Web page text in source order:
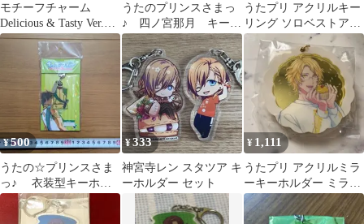
モチーフチャーム
Delicious & Tasty Ver.寿
嶺二
うたのプリンスさまっ
♪ 四ノ宮那月 キーホ
ルダー
うたプリ アクリルキー
リング ソロベストアル
バム 美風藍『夢奏-む
そう-』
¥500
うたの☆プリンスさま
っ♪ 衣装型キーホル
ダー 愛島セシル
¥333
神宮寺レン スタツア キ
ーホルダー セット
¥ 1,111
うたプリ アクリルミラ
ーキーホルダー ミラー
四ノ宮那月 bgs bmc